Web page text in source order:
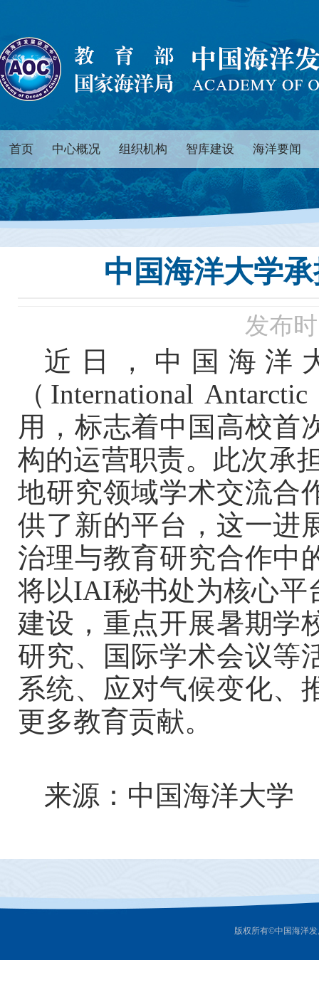
首页 中心概况 组织机构 智库建设 海洋要闻
中国海洋大学
发布
近日，中国海洋
（ International
用，标志着中国高校首
构的运营职责。此次承
地研究领域学术交流合
供了新的平台，这一进
治理与教育研究合作中
将以IAI秘书处为核心平
建设，重点开展暑期学
研究、国际学术会议等
系统、应对气候变化、
更多教育贡献。
来源：中国海洋大学
版权所有©中国海洋发